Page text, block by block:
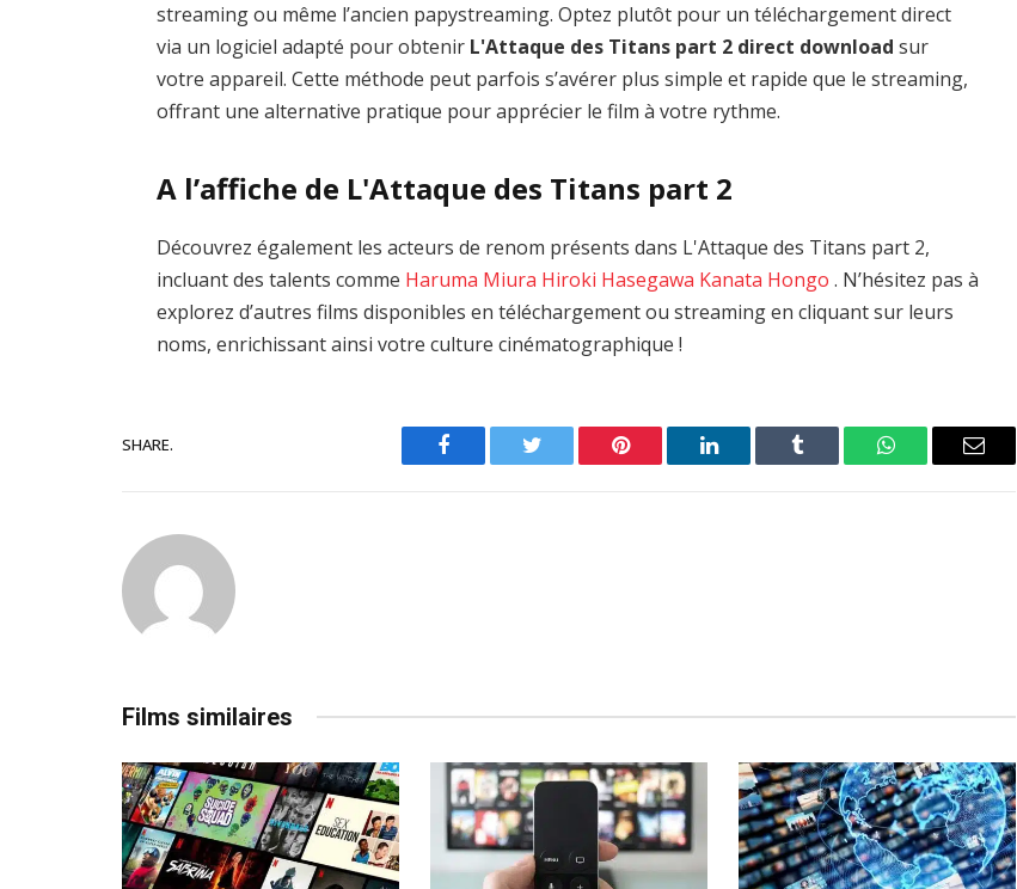
streaming ou même l’ancien papystreaming. Optez plutôt pour un téléchargement direct
via un logiciel adapté pour obtenir L'Attaque des Titans part 2 direct download sur
votre appareil. Cette méthode peut parfois s’avérer plus simple et rapide que le streaming,
offrant une alternative pratique pour apprécier le film à votre rythme.
A l’affiche de L'Attaque des Titans part 2
Découvrez également les acteurs de renom présents dans L'Attaque des Titans part 2,
incluant des talents comme Haruma Miura Hiroki Hasegawa Kanata Hongo . N’hésitez pas à
explorez d’autres films disponibles en téléchargement ou streaming en cliquant sur leurs
noms, enrichissant ainsi votre culture cinématographique !
SHARE.
Facebook Twitter Pinterest LinkedIn Tumblr WhatsAppEmail
Films similaires